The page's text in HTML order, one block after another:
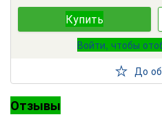
Купить
Войти, чтобы
До
Отзывы